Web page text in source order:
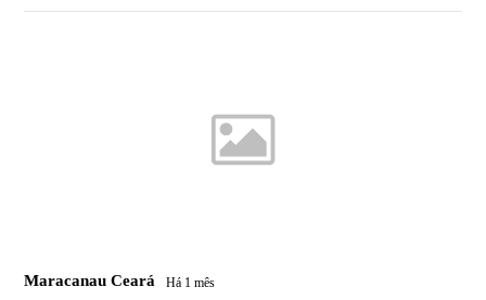
Maracanau Ceará Há 1 mês